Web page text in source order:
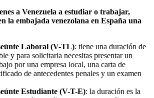
a Venezuela a estudiar o trabajar,
la embajada venezolana en España una
Laboral (V-TL): tiene una duración de
y para solicitarla necesitas presentar un
por una empresa local, una carta de
de antecedentes penales y un examen
Estudiante (V-T-E): la duración es la